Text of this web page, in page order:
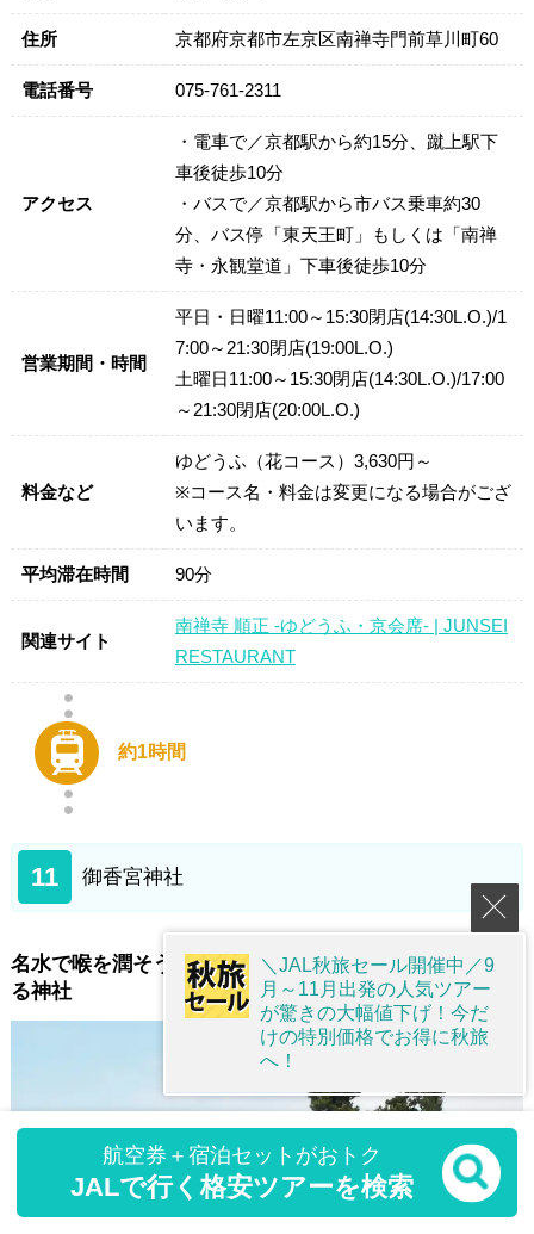
航空券＋宿泊セットがおトク
JALで行く格安ツアーを検索
住所 京都府京都市左京区南禅寺門前草川町60
電話番号 075-761-2311
アクセス
・電車で／京都駅から約15分、蹴上駅下
車後徒歩10分
・バスで／京都駅から市バス乗車約30
分、バス停「東天王町」もしくは「南禅
寺・永観堂道」下車後徒歩10分
営業期間・時間
平日・日曜11:00～15:30閉店(14:30L.O.)/1
7:00～21:30閉店(19:00L.O.)
土曜日11:00～15:30閉店(14:30L.O.)/17:00
～21:30閉店(20:00L.O.)
料金など
ゆどうふ（花コース）3,630円～
※コース名・料金は変更になる場合がござ
います。
平均滞在時間 90分
関連サイト
南禅寺 順正 -ゆどうふ・京会席- | JUNSEI
RESTAURANT
約1時間
11 御香宮神社
名水で喉を潤そう。「伏見の七名水」が湧き出る由緒あ
る神社
＼JAL秋旅セール開催中／9
月～11月出発の人気ツアー
が驚きの大幅値下げ！今だ
けの特別価格でお得に秋旅
へ！